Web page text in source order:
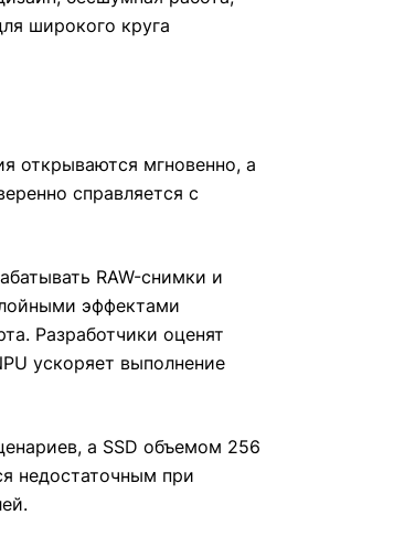
широкого круга
открываются мгновенно, а
справляется с
RAW-снимки и
эффектами
Разработчики оценят
ускоряет выполнение
а SSD объемом 256
недостаточным при